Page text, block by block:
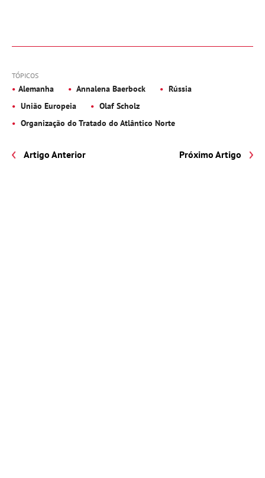
TÓPICOS
Alemanha Annalena Baerbock
Rússia
União Europeia
Olaf Scholz
Organização do Tratado do Atlântico Norte
Artigo Anterior Próximo Artigo